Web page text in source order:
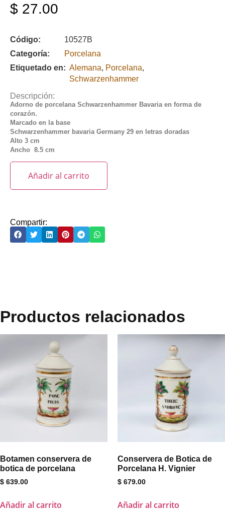
$ 27.00
Código:
10527B
Categoría:
Porcelana
Etiquetado en: Alemana, Porcelana,
Schwarzenhammer
Descripción:
Adorno de porcelana Schwarzenhammer Bavaria en forma de
corazón.
Marcado en la base
Schwarzenhammer bavaria Germany 29 en letras doradas
Alto 3 cm
Ancho 8.5 cm
Añadir al carrito
Compartir:
Productos relacionados
Botamen conservera de
botica de porcelana
$ 639.00
Añadir al carrito
Conservera de Botica de
Porcelana H. Vignier
$ 679.00
Añadir al carrito